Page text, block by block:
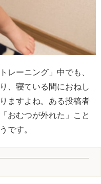
レーニング」中でも、
、寝ている間におねし
ますよね。ある投稿者
おむつが外れた」こと
です。